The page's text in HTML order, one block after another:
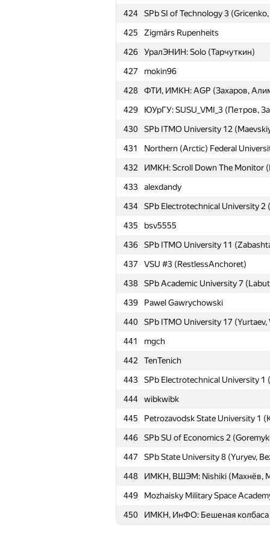
424
SPb SI of Technology 3
425
Zigmārs Rupenheits
426
УралЭНИН: Solo (Тарчуткин)
427
mokin96
428
ФТИ, ИМКН: AGP (Захаров,
429
ЮУрГУ: SUSU_VMI_3 (Петров,
430
SPb ITMO University 12
431
Northern (Arctic) Federal
432
ИМКН: Scroll Down The Monitor
433
alexdandy
434
SPb Electrotechnical University 2
435
bsv5555
436
SPb ITMO University 11
437
VSU #3 (RestlessAnchoret)
438
SPb Academic University 7
439
Pawel Gawrychowski
440
SPb ITMO University 17 (Yurtaev,
441
mgch
442
TenTenich
443
SPb Electrotechnical University 1
444
wibkwibk
445
Petrozavodsk State University 1
446
SPb SU of Economics 2
447
SPb State University 8 (Yuryev,
448
ИМКН, ВШЭМ: Nishiki (Махнёв,
449
Mozhaisky Military Space
450
ИМКН, ИнФО: Бешеная
401 iroodaz
402
Mozhaisky Military Space
403
Pskov State University 1
404
Northern (Arctic) Federal
405
ИМКН: Forecoding (Михалищев,
406
ИМКН: Bear companions
407
gshopov
408
ИМКН: Grusha IMC (Агеев,
409
SPb SI of Technology 2 (Koval,
410
* ИМКН: Ural SU GroboWine
411
SPb SI of Technology 1
412
SPb ITMO University 15
413
SPb SU of Telecommunications 4
414
madtitfer
415
УрГЭУ: 777 (Костырева,
416
Kant FU 2: Balobanov, Mosyagin,
417
SPb Electrotechnical University 4
418
Aidos Nurmash
419
ЮУрГУ: SUSU_VMI_1 (Бажанов,
420
SPb Academic University 3
421
minh0722
422
ext.sergey.kuznetsov
423
Belarusian SU #5 (Aliaksei,
424
SPb SI of Technology 3 (Gricenko,
425
Zigmārs Rupenheits
426
УралЭНИН: Solo (Тарчуткин)
427
mokin96
ФТИ, ИМКН: AGP (Захаров,